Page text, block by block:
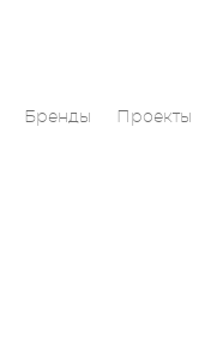
Бренды Проекты